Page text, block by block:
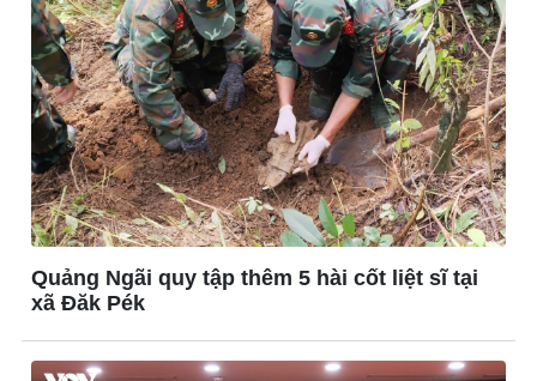
Hậu trường
Quảng Ngãi quy tập thêm 5 hài cốt liệt sĩ tại
xã Đăk Pék